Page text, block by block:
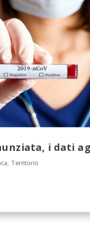
i dati
, Territorio